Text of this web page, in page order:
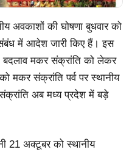
अवकाशों की घोषणा बुधवार को
में आदेश जारी किए हैं। इस
मकर संक्रांति को लेकर
मकर संक्रांति पर्व पर स्थानीय
अब मध्य प्रदेश में बड़े
21 अक्टूबर को स्थानीय